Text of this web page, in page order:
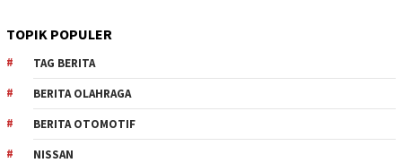
TOPIK POPULER
TAG BERITA
BERITA OLAHRAGA
BERITA OTOMOTIF
NISSAN